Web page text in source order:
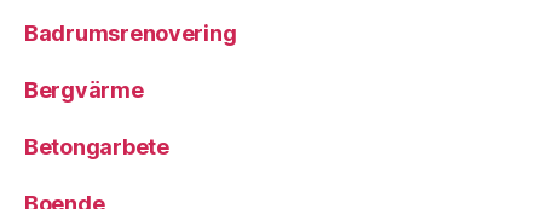
Badrumsrenovering
Bergvärme
Betongarbete
Boende